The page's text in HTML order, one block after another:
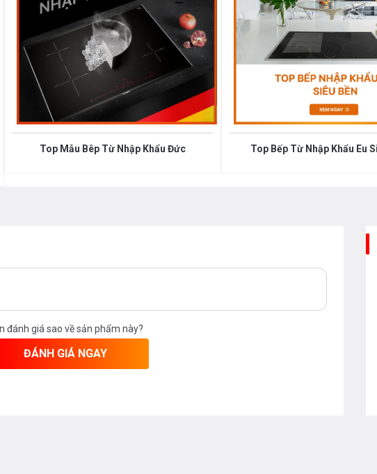
trong thức ăn, đặc biệt về mùa đông thời tiết lạnh.
thấp:Bếp từ Canzy CZ 656HNT được ứng dụng
ở mọi mức công suất lớn hay nhỏ. Nước sôi lăn tăn,
nhiệt theo ý muốn với các món ăn như: chiên,
thế hoàn hảo bếp gas.
sử dụng chất liệu thép chống rỉ. Đây là chất liệu có
rỉ điện nên rất an toàn cho người sử dụng và thích
CZ 656HNT đến người dùng chính là bếp đảm
được người dùng đặt lên hàng đầu, do đó hãng
năng hiện đại như:
các loại linh kiện cao cấp. Main mạch được in hai
các chi tiết linh kiện từ các nhà sản xuất hàng đầu
Top Mẫu Bêp Từ Nhập Khẩu Đức Top Bếp Từ Nhập Khẩu Eu
đánh giá sao về sản phẩm này?
ĐÁNH GIÁ NGAY